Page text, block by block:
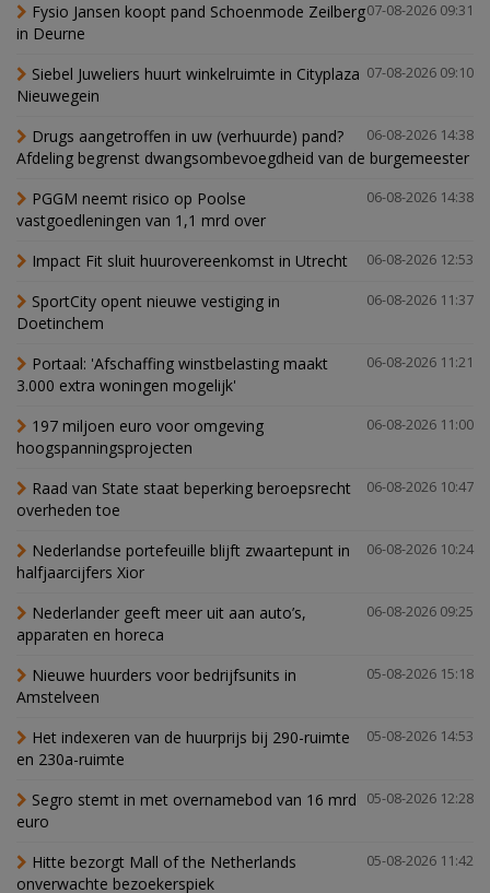
07-08-2026 09:31
Fysio Jansen koopt pand Schoenmode Zeilberg
in Deurne
07-08-2026 09:10
Siebel Juweliers huurt winkelruimte in Cityplaza
Nieuwegein
06-08-2026 14:38
Drugs aangetroffen in uw (verhuurde) pand?
Afdeling begrenst dwangsombevoegdheid van de burgemeester
06-08-2026 14:38
PGGM neemt risico op Poolse
vastgoedleningen van 1,1 mrd over
06-08-2026 12:53
Impact Fit sluit huurovereenkomst in Utrecht
06-08-2026 11:37
SportCity opent nieuwe vestiging in
Doetinchem
06-08-2026 11:21
Portaal: 'Afschaffing winstbelasting maakt
3.000 extra woningen mogelijk'
06-08-2026 11:00
197 miljoen euro voor omgeving
hoogspanningsprojecten
06-08-2026 10:47
Raad van State staat beperking beroepsrecht
overheden toe
06-08-2026 10:24
Nederlandse portefeuille blijft zwaartepunt in
halfjaarcijfers Xior
06-08-2026 09:25
Nederlander geeft meer uit aan auto’s,
apparaten en horeca
05-08-2026 15:18
Nieuwe huurders voor bedrijfsunits in
Amstelveen
05-08-2026 14:53
Het indexeren van de huurprijs bij 290-ruimte
en 230a-ruimte
05-08-2026 12:28
Segro stemt in met overnamebod van 16 mrd
euro
05-08-2026 11:42
Hitte bezorgt Mall of the Netherlands
onverwachte bezoekerspiek